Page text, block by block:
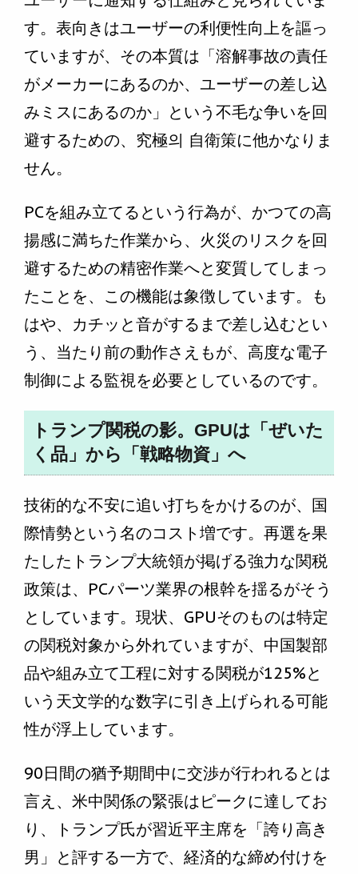
す。表向きはユーザーの利便性向上を謳っ
ていますが、その本質は「溶解事故の責任
がメーカーにあるのか、ユーザーの差し込
みミスにあるのか」という不毛な争いを回
避するための、究極의 自衛策に他かなりま
せん。
PCを組み立てるという行為が、かつての高
揚感に満ちた作業から、火災のリスクを回
避するための精密作業へと変質してしまっ
たことを、この機能は象徴しています。も
はや、カチッと音がするまで差し込むとい
う、当たり前の動作さえもが、高度な電子
制御による監視を必要としているのです。
トランプ関税の影。GPUは「ぜいた
く品」から「戦略物資」へ
技術的な不安に追い打ちをかけるのが、国
際情勢という名のコスト増です。再選を果
たしたトランプ大統領が掲げる強力な関税
政策は、PCパーツ業界の根幹を揺るがそう
としています。現状、GPUそのものは特定
の関税対象から外れていますが、中国製部
品や組み立て工程に対する関税が125%と
いう天文学的な数字に引き上げられる可能
性が浮上しています。
90日間の猶予期間中に交渉が行われるとは
言え、米中関係の緊張はピークに達してお
り、トランプ氏が習近平主席を「誇り高き
男」と評する一方で、経済的な締め付けを